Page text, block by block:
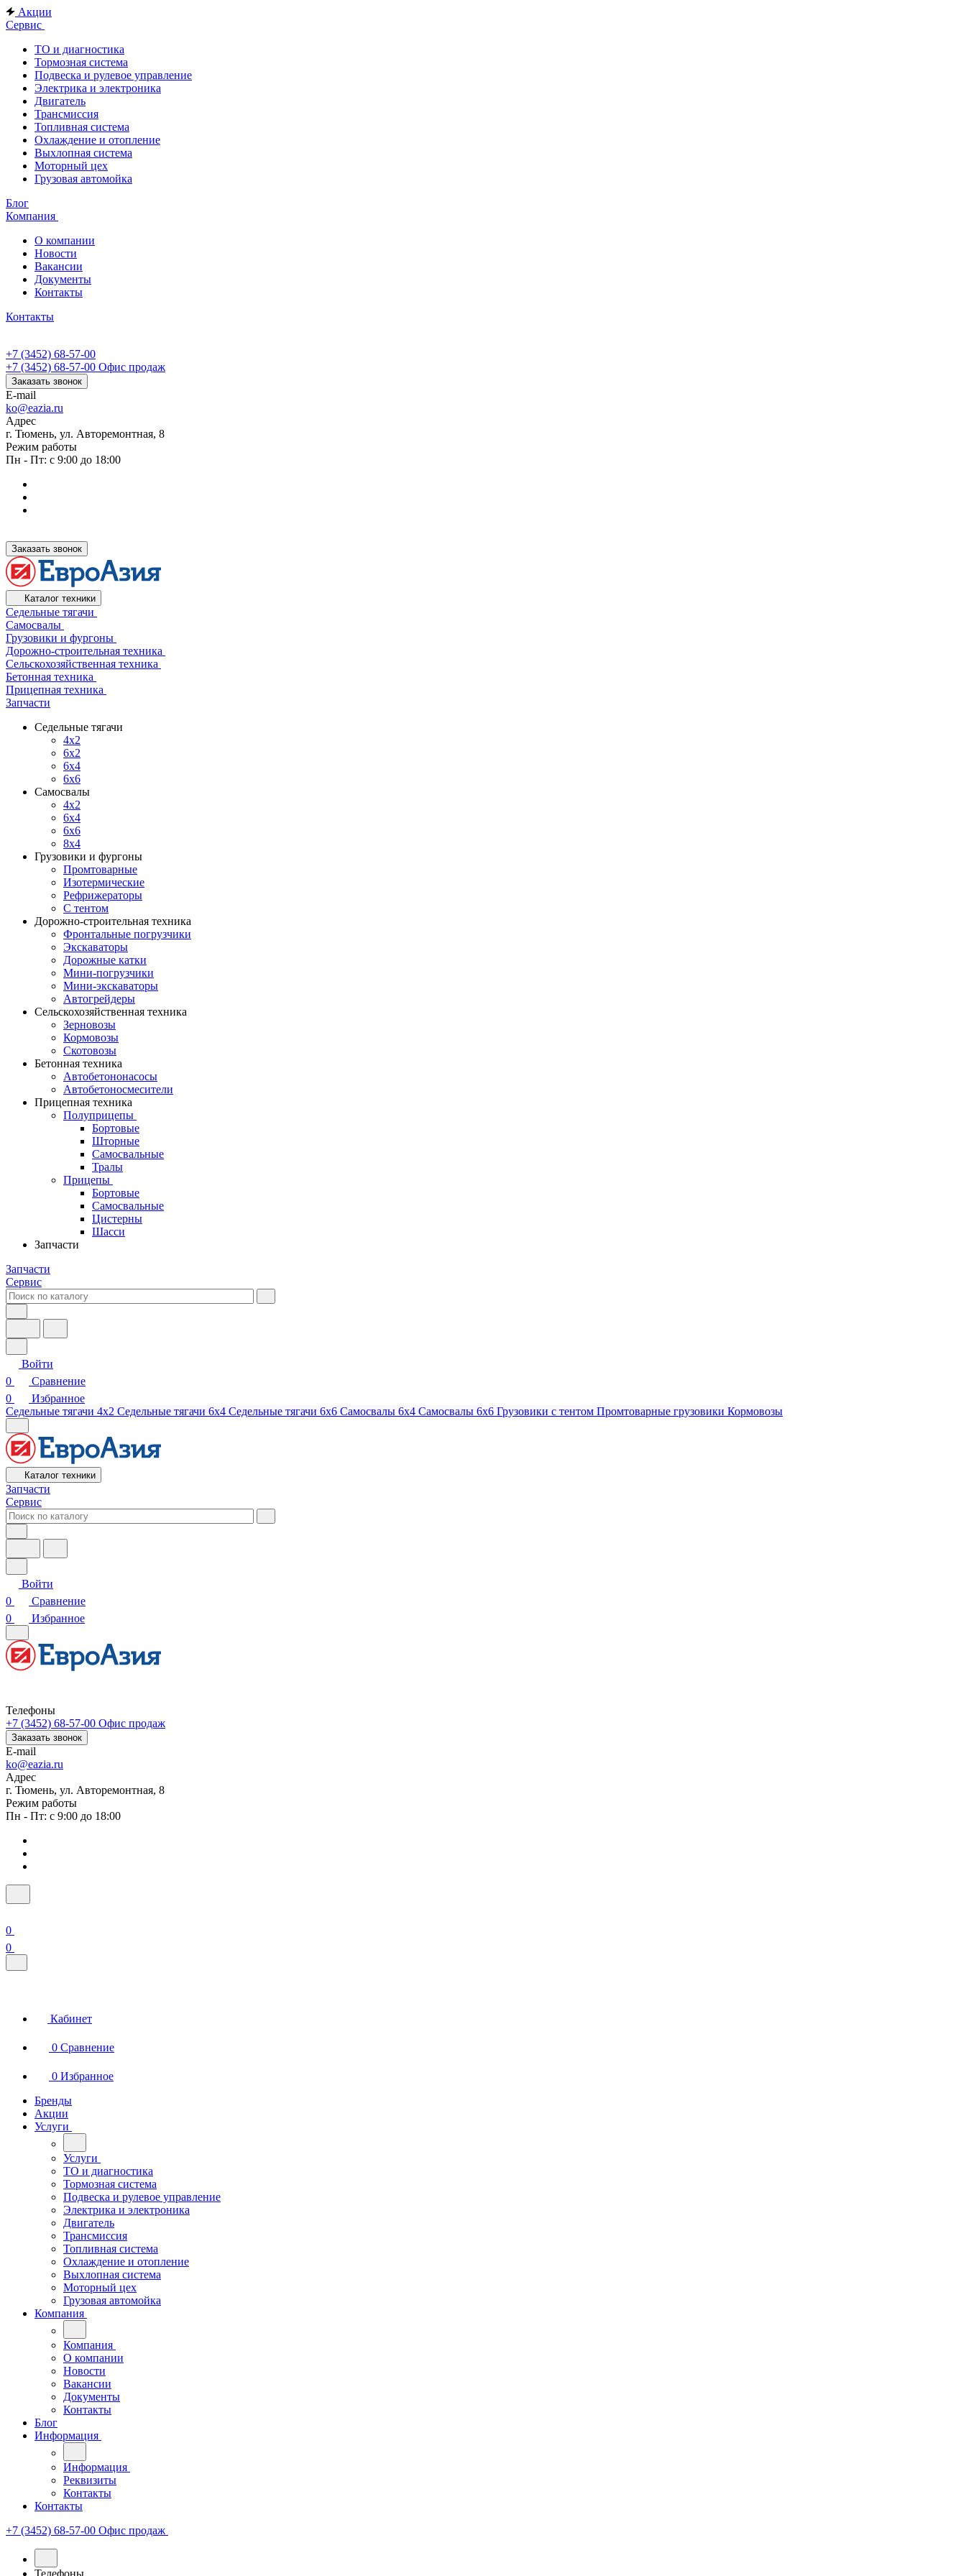
Акции
Сервис
ТО и диагностика
Тормозная система
Подвеска и рулевое управление
Электрика и электроника
Двигатель
Трансмиссия
Топливная система
Охлаждение и отопление
Выхлопная система
Моторный цех
Грузовая автомойка
Блог
Компания
О компании
Новости
Вакансии
Документы
Контакты
Контакты
+7 (3452) 68-57-00
+7 (3452) 68-57-00 Офис продаж
Заказать звонок
E-mail
ko@eazia.ru
Адрес
г. Тюмень, ул. Авторемонтная, 8
Режим работы
Пн - Пт: с 9:00 до 18:00
Заказать звонок
Каталог техники
Седельные тягачи
Самосвалы
Грузовики и фургоны
Дорожно-строительная техника
Сельскохозяйственная техника
Бетонная техника
Прицепная техника
Запчасти
Седельные тягачи
4x2
6x2
6x4
6x6
Самосвалы
4x2
6x4
6x6
8x4
Грузовики и фургоны
Промтоварные
Изотермические
Рефрижераторы
С тентом
Дорожно-строительная техника
Фронтальные погрузчики
Экскаваторы
Дорожные катки
Мини-погрузчики
Мини-экскаваторы
Автогрейдеры
Сельскохозяйственная техника
Зерновозы
Кормовозы
Скотовозы
Бетонная техника
Автобетононасосы
Автобетоносмесители
Прицепная техника
Полуприцепы
Бортовые
Шторные
Самосвальные
Тралы
Прицепы
Бортовые
Самосвальные
Цистерны
Шасси
Запчасти
Запчасти
Сервис
Войти
0
Сравнение
0
Избранное
Седельные тягачи 4х2 Седельные тягачи 6х4 Седельные тягачи 6х6 Самосвалы 6х4 Самосвалы 6х6 Грузовики с тентом Промтоварные грузовики Кормовозы
Каталог техники
Запчасти
Сервис
Войти
0
Сравнение
0
Избранное
Телефоны
+7 (3452) 68-57-00 Офис продаж
Заказать звонок
E-mail
ko@eazia.ru
Адрес
г. Тюмень, ул. Авторемонтная, 8
Режим работы
Пн - Пт: с 9:00 до 18:00
0
0
Кабинет
0 Сравнение
0 Избранное
Бренды
Акции
Услуги
Услуги
ТО и диагностика
Тормозная система
Подвеска и рулевое управление
Электрика и электроника
Двигатель
Трансмиссия
Топливная система
Охлаждение и отопление
Выхлопная система
Моторный цех
Грузовая автомойка
Компания
Компания
О компании
Новости
Вакансии
Документы
Контакты
Блог
Информация
Информация
Реквизиты
Контакты
Контакты
+7 (3452) 68-57-00 Офис продаж
Телефоны